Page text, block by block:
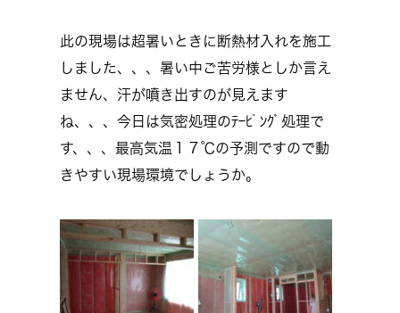
此の現場は超暑いときに断熱材入れを施工
しました、、、暑い中ご苦労様としか言え
ません、汗が噴き出すのが見えます
ね、、、今日は気密処理のﾃｰﾋﾟﾝｸﾞ処理で
す、、、最高気温１７℃の予測ですので動
きやすい現場環境でしょうか。